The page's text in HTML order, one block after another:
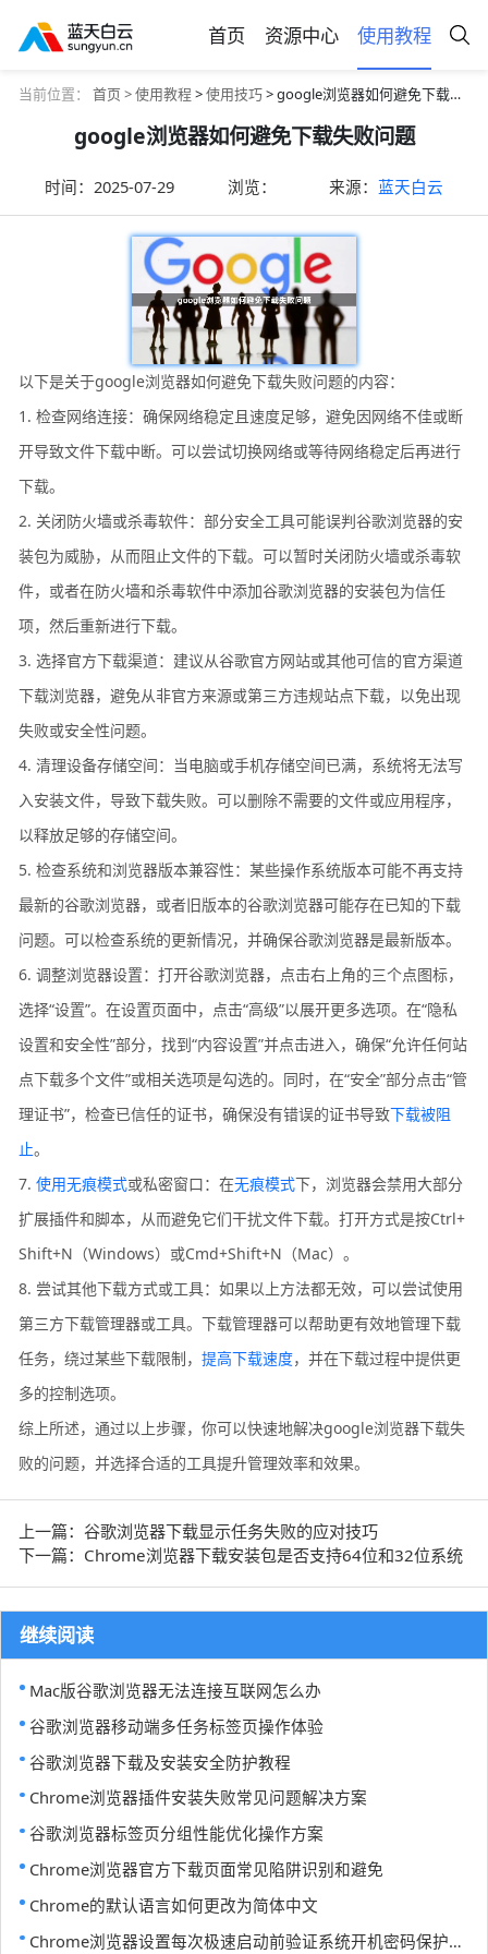
首页 资源中心 使用教程
当前位置： 首页 >使用教程>使用技巧> google浏览器如何避免下载失败问题
google浏览器如何避免下载失败问题
时间：2025-07-29 浏览： 来源： 蓝天白云
以下是关于google浏览器如何避免下载失败问题的内容：
1. 检查网络连接：确保网络稳定且速度足够，避免因网络不佳或断
开导致文件下载中断。可以尝试切换网络或等待网络稳定后再进行
下载。
2. 关闭防火墙或杀毒软件：部分安全工具可能误判谷歌浏览器的安
装包为威胁，从而阻止文件的下载。可以暂时关闭防火墙或杀毒软
件，或者在防火墙和杀毒软件中添加谷歌浏览器的安装包为信任
项，然后重新进行下载。
3. 选择官方下载渠道：建议从谷歌官方网站或其他可信的官方渠道
下载浏览器，避免从非官方来源或第三方违规站点下载，以免出现
失败或安全性问题。
4. 清理设备存储空间：当电脑或手机存储空间已满，系统将无法写
入安装文件，导致下载失败。可以删除不需要的文件或应用程序，
以释放足够的存储空间。
5. 检查系统和浏览器版本兼容性：某些操作系统版本可能不再支持
最新的谷歌浏览器，或者旧版本的谷歌浏览器可能存在已知的下载
问题。可以检查系统的更新情况，并确保谷歌浏览器是最新版本。
6. 调整浏览器设置：打开谷歌浏览器，点击右上角的三个点图标，
选择“设置”。在设置页面中，点击“高级”以展开更多选项。在“隐私
设置和安全性”部分，找到“内容设置”并点击进入，确保“允许任何站
点下载多个文件”或相关选项是勾选的。同时，在“安全”部分点击“管
理证书”，检查已信任的证书，确保没有错误的证书导致下载被阻
止。
7.使用无痕模式或私密窗口：在无痕模式下，浏览器会禁用大部分
扩展插件和脚本，从而避免它们干扰文件下载。打开方式是按Ctrl+
Shift+N（Windows）或Cmd+Shift+N（Mac）。
8. 尝试其他下载方式或工具：如果以上方法都无效，可以尝试使用
第三方下载管理器或工具。下载管理器可以帮助更有效地管理下载
任务，绕过某些下载限制，提高下载速度，并在下载过程中提供更
多的控制选项。
综上所述，通过以上步骤，你可以快速地解决google浏览器下载失
败的问题，并选择合适的工具提升管理效率和效果。
上一篇：谷歌浏览器下载显示任务失败的应对技巧
下一篇：Chrome浏览器下载安装包是否支持64位和32位系统
继续阅读
Mac版谷歌浏览器无法连接互联网怎么办
谷歌浏览器移动端多任务标签页操作体验
谷歌浏览器下载及安装安全防护教程
Chrome浏览器插件安装失败常见问题解决方案
谷歌浏览器标签页分组性能优化操作方案
Chrome浏览器官方下载页面常见陷阱识别和避免
Chrome的默认语言如何更改为简体中文
Chrome浏览器设置每次极速启动前验证系统开机密码保护隐私